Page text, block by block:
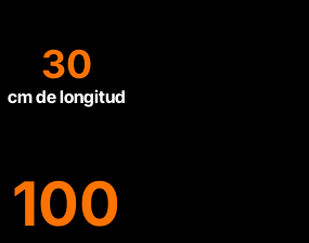
30
cm de longitud
100